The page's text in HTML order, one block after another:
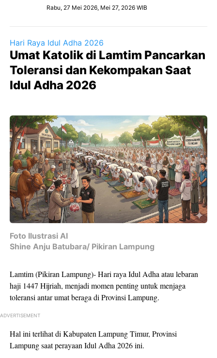
Rabu, 27 Mei 2026, Mei 27, 2026 WIB
Hari Raya Idul Adha 2026
Umat Katolik di Lamtim Pancarkan
Toleransi dan Kekompakan Saat
Idul Adha 2026
Foto Ilustrasi AI
Shine Anju Batubara/ Pikiran Lampung
Lamtim (Pikiran Lampung)- Hari raya Idul Adha atau lebaran
haji 1447 Hijriah, menjadi momen penting untuk menjaga
toleransi antar umat beraga di Provinsi Lampung.
ADVERTISEMENT
Hal ini terlihat di Kabupaten Lampung Timur, Provinsi
Lampung saat perayaan Idul Adha 2026 ini.